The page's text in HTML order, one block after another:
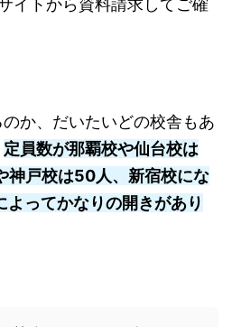
イトから資料請求してご確
か、だいたいどの校舎もあ
定員数が那覇校や仙台校は
神戸校は50人、新宿校にな
ってかなりの開きがあり